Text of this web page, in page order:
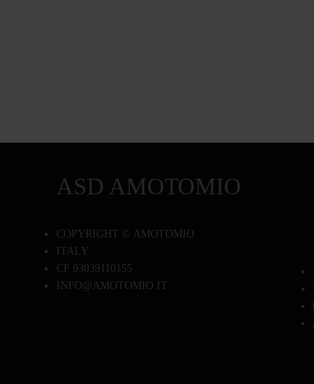
ASD AMOTOMIO
COPYRIGHT © AMOTOMIO
ITALY
CF 93039110155
INFO@AMOTOMIO.IT